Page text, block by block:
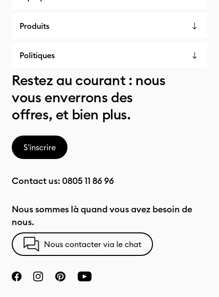
Produits
Politiques
Restez au courant : nous
vous enverrons des
offres, et bien plus.
S'inscrire
Contact us: 0805 11 86 96
Nous sommes là quand vous avez besoin de
nous.
Nous contacter via le chat